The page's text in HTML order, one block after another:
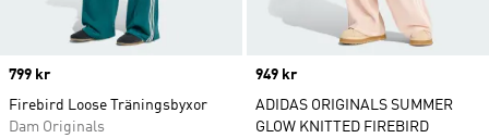
Price
799 kr
Firebird Loose Träningsbyxor
Dam Originals
Price
949 kr
ADIDAS ORIGINALS SUMMER
GLOW KNITTED FIREBIRD